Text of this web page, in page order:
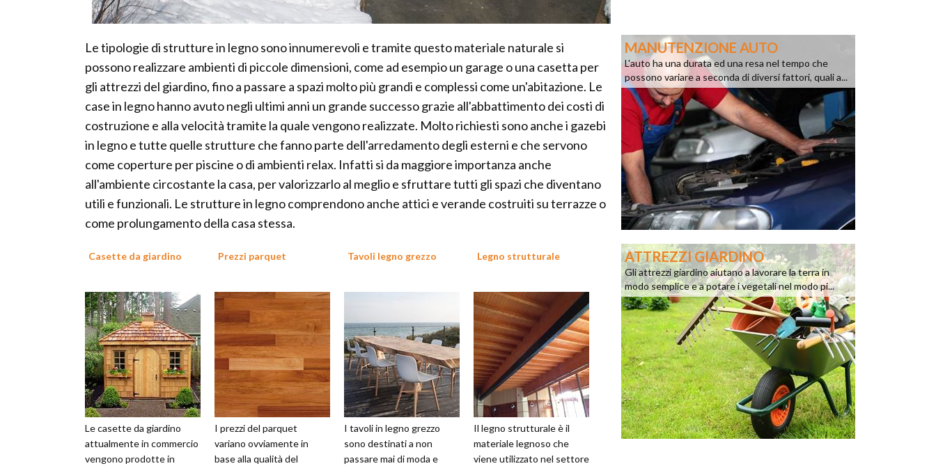
Le tipologie di strutture in legno sono innumerevoli e tramite questo materiale naturale si
possono realizzare ambienti di piccole dimensioni, come ad esempio un garage o una casetta per
gli attrezzi del giardino, fino a passare a spazi molto più grandi e complessi come un'abitazione. Le
case in legno hanno avuto negli ultimi anni un grande successo grazie all'abbattimento dei costi di
costruzione e alla velocità tramite la quale vengono realizzate. Molto richiesti sono anche i gazebi
in legno e tutte quelle strutture che fanno parte dell'arredamento degli esterni e che servono
come coperture per piscine o di ambienti relax. Infatti si da maggiore importanza anche
all'ambiente circostante la casa, per valorizzarlo al meglio e sfruttare tutti gli spazi che diventano
utili e funzionali. Le strutture in legno comprendono anche attici e verande costruiti su terrazze o
come prolungamento della casa stessa.
Casette da giardino
Le casette da giardino
attualmente in commercio
vengono prodotte in
Prezzi parquet
I prezzi del parquet
variano ovviamente in
base alla qualità del
Tavoli legno grezzo
I tavoli in legno grezzo
sono destinati a non
passare mai di moda e
Legno strutturale
Il legno strutturale è il
materiale legnoso che
viene utilizzato nel settore
MANUTENZIONE AUTO
L'auto ha una durata ed una resa nel tempo che
possono variare a seconda di diversi fattori, quali a...
ATTREZZI GIARDINO
Gli attrezzi giardino aiutano a lavorare la terra in
modo semplice e a potare i vegetali nel modo pi...